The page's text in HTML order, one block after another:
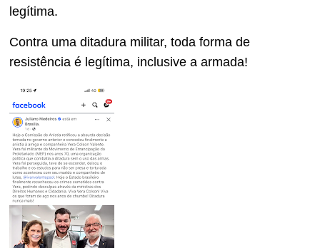
legítima.
Contra uma ditadura militar, toda forma de
resistência é legítima, inclusive a armada!